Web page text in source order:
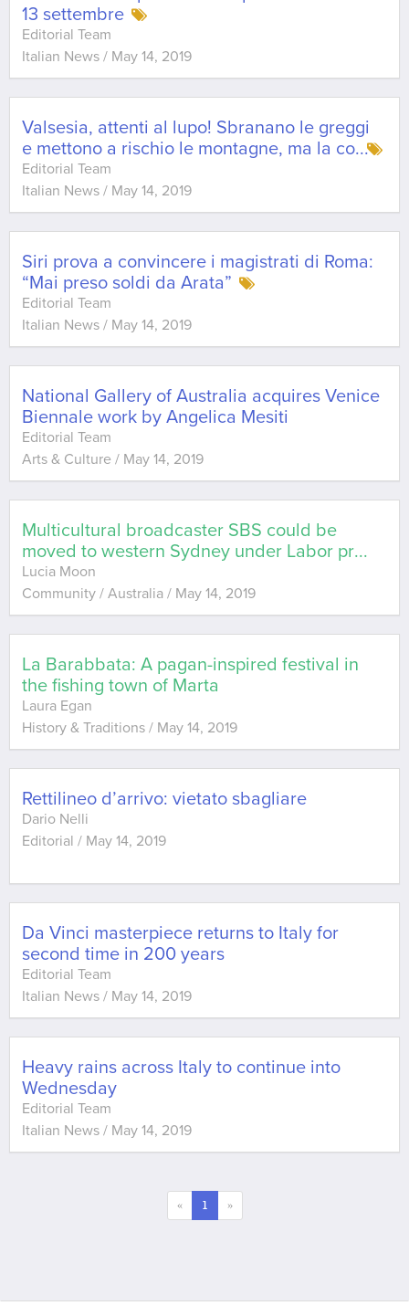
13 settembre
Editorial Team
Italian News / May 14, 2019
Valsesia, attenti al lupo! Sbranano le greggi
e mettono a rischio le montagne, ma la co...
Editorial Team
Italian News / May 14, 2019
Siri prova a convincere i magistrati di Roma:
“Mai preso soldi da Arata”
Editorial Team
Italian News / May 14, 2019
National Gallery of Australia acquires Venice
Biennale work by Angelica Mesiti
Editorial Team
Arts & Culture / May 14, 2019
Multicultural broadcaster SBS could be
moved to western Sydney under Labor pr...
Lucia Moon
Community / Australia / May 14, 2019
La Barabbata: A pagan-inspired festival in
the fishing town of Marta
Laura Egan
History & Traditions / May 14, 2019
Rettilineo d’arrivo: vietato sbagliare
Dario Nelli
Editorial / May 14, 2019
Da Vinci masterpiece returns to Italy for
second time in 200 years
Editorial Team
Italian News / May 14, 2019
Heavy rains across Italy to continue into
Wednesday
Editorial Team
Italian News / May 14, 2019
« 1 »